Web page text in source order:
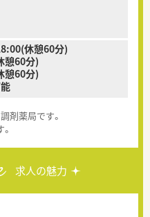
休憩60分)
憩60分)
憩60分)
剤薬局です。
求人の魅力